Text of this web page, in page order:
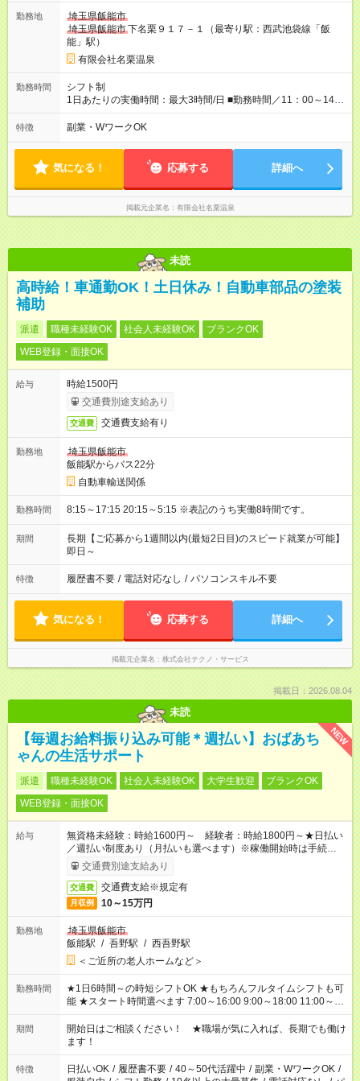
勤務地
埼玉県飯能市
埼玉県飯能市下名栗９１７－１（最寄り駅：西武池袋線「飯
能」駅）
有限会社名栗温泉
勤務時間
シフト制
1日あたりの実働時間：最大3時間/日 ■勤務時間／11：00～14：
00（実働3時間） ■勤務日数／土日どちらかを含む週2~3回程度
の勤務
特徴 副業・WワークOK
気になる！ 応募する 詳細へ
掲載元企業名 有限会社名栗温泉
未読
高時給！車通勤OK！土日休み！自動車部品の塗装
補助
派遣 職種未経験OK 社会人未経験OK
ブランクOK
WEB登録・面接OK
給与
時給1500円
交通費別途支給あり
交通費 交通費支給有り
勤務地
埼玉県飯能市
飯能駅からバス22分
自動車輸送関係
勤務時間 8:15～17:15 20:15～5:15 ※表記のうち実働8時間です。
期間
長期【ご応募から1週間以内(最短2日目)のスピード就業が可能】
即日～
特徴 履歴書不要 / 電話対応なし / パソコンスキル不要
気になる！ 応募する 詳細へ
掲載元企業名 株式会社テクノ・サービス
掲載日：2026.08.04
未読
NEW
【毎週お給料振り込み可能＊週払い】おばあち
ゃんの生活サポート
派遣 職種未経験OK 社会人未経験OK 大学生歓迎
ブランクOK
WEB登録・面接OK
給与
無資格未経験：時給1600円～ 経験者：時給1800円～★日払い
／週払い制度あり（月払いも選べます）※稼働開始時は手続き完
了次第のお支払いとなります。
交通費別途支給あり
交通費 交通費支給※規定有
月収例 10～15万円
勤務地
埼玉県飯能市
飯能駅 / 吾野駅 / 西吾野駅
＜ご近所の老人ホームなど＞
勤務時間
★1日6時間～の時短シフトOK ★もちろんフルタイムシフトも可
能 ★スタート時間選べます 7:00～16:00 9:00～18:00 11:00～
20:00 など 残業なし！ ※Wワークの場合、他のお仕事と合わせ
週40時間超の就業はご案内できません ※法令に基づき、週20時
間以上勤務は社会保険への加入対象となります ※労働者派遣法
（日雇い派遣の原則禁止）により、短時間・短期間の就業はご
案内が難しい場合があります
期間
開始日はご相談ください！ ★職場が気に入れば、長期でも働け
ます！
特徴 日払いOK / 履歴書不要 / 40～50代活躍中 / 副業・WワークOK /